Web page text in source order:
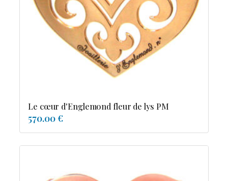
Resile
Reve-asie
Reve-de-pagode
Suspension et frissons
Diamants
Emeraude
Pierres de couleur
Le cœur d'Englemond fleur de lys PM
570.00 €